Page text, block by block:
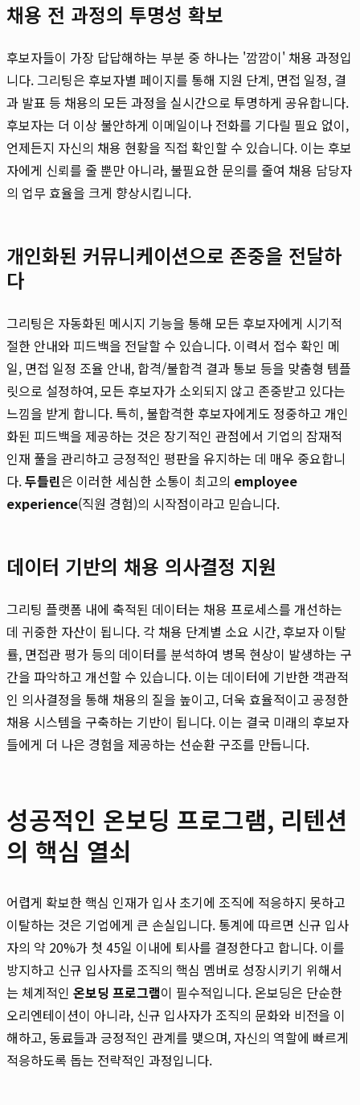
채용 전 과정의 투명성 확보
후보자들이 가장 답답해하는 부분 중 하나는 '깜깜이' 채용 과정입
니다. 그리팅은 후보자별 페이지를 통해 지원 단계, 면접 일정, 결
과 발표 등 채용의 모든 과정을 실시간으로 투명하게 공유합니다.
후보자는 더 이상 불안하게 이메일이나 전화를 기다릴 필요 없이,
언제든지 자신의 채용 현황을 직접 확인할 수 있습니다. 이는 후보
자에게 신뢰를 줄 뿐만 아니라, 불필요한 문의를 줄여 채용 담당자
의 업무 효율을 크게 향상시킵니다.
개인화된 커뮤니케이션으로 존중을 전달하
다
그리팅은 자동화된 메시지 기능을 통해 모든 후보자에게 시기적
절한 안내와 피드백을 전달할 수 있습니다. 이력서 접수 확인 메
일, 면접 일정 조율 안내, 합격/불합격 결과 통보 등을 맞춤형 템플
릿으로 설정하여, 모든 후보자가 소외되지 않고 존중받고 있다는
느낌을 받게 합니다. 특히, 불합격한 후보자에게도 정중하고 개인
화된 피드백을 제공하는 것은 장기적인 관점에서 기업의 잠재적
인재 풀을 관리하고 긍정적인 평판을 유지하는 데 매우 중요합니
다.두들린은 이러한 세심한 소통이 최고의 employee
experience(직원 경험)의 시작점이라고 믿습니다.
데이터 기반의 채용 의사결정 지원
그리팅 플랫폼 내에 축적된 데이터는 채용 프로세스를 개선하는
데 귀중한 자산이 됩니다. 각 채용 단계별 소요 시간, 후보자 이탈
률, 면접관 평가 등의 데이터를 분석하여 병목 현상이 발생하는 구
간을 파악하고 개선할 수 있습니다. 이는 데이터에 기반한 객관적
인 의사결정을 통해 채용의 질을 높이고, 더욱 효율적이고 공정한
채용 시스템을 구축하는 기반이 됩니다. 이는 결국 미래의 후보자
들에게 더 나은 경험을 제공하는 선순환 구조를 만듭니다.
성공적인 온보딩 프로그램, 리텐션
의 핵심 열쇠
어렵게 확보한 핵심 인재가 입사 초기에 조직에 적응하지 못하고
이탈하는 것은 기업에게 큰 손실입니다. 통계에 따르면 신규 입사
자의 약 20%가 첫 45일 이내에 퇴사를 결정한다고 합니다. 이를
방지하고 신규 입사자를 조직의 핵심 멤버로 성장시키기 위해서
는 체계적인 온보딩 프로그램이 필수적입니다. 온보딩은 단순한
오리엔테이션이 아니라, 신규 입사자가 조직의 문화와 비전을 이
해하고, 동료들과 긍정적인 관계를 맺으며, 자신의 역할에 빠르게
적응하도록 돕는 전략적인 과정입니다.